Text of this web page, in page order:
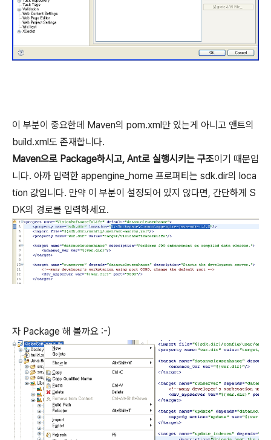
이 부분이 중요한데 Maven의 pom.xml만 있는게 아니고 앤트의
build.xml도 존재합니다.
Maven으로 Package하시고, Ant로 실행시키는 구조이기 때문입
니다. 아까 입력한 appengine_home 프로퍼티는 sdk.dir의 loca
tion 값입니다. 만약 이 부분이 설정되어 있지 않다면, 간단하게 S
DK의 경로를 입력하세요.
자 Package 해 볼까요 :-)